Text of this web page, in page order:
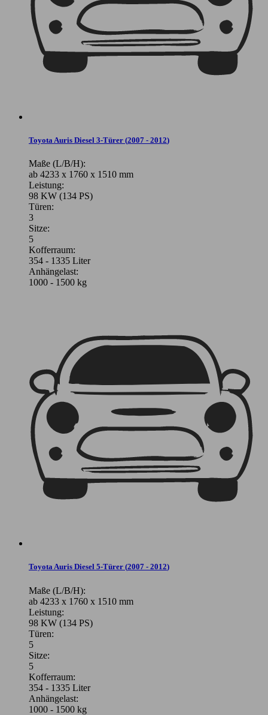
Toyota Auris Diesel 3-Türer (2007 - 2012)
Maße (L/B/H):
ab 4233 x 1760 x 1510 mm
Leistung:
98 KW (134 PS)
Türen:
3
Sitze:
5
Kofferraum:
354 - 1335 Liter
Anhängelast:
1000 - 1500 kg
Toyota Auris Diesel 5-Türer (2007 - 2012)
Maße (L/B/H):
ab 4233 x 1760 x 1510 mm
Leistung:
98 KW (134 PS)
Türen:
5
Sitze:
5
Kofferraum:
354 - 1335 Liter
Anhängelast:
1000 - 1500 kg